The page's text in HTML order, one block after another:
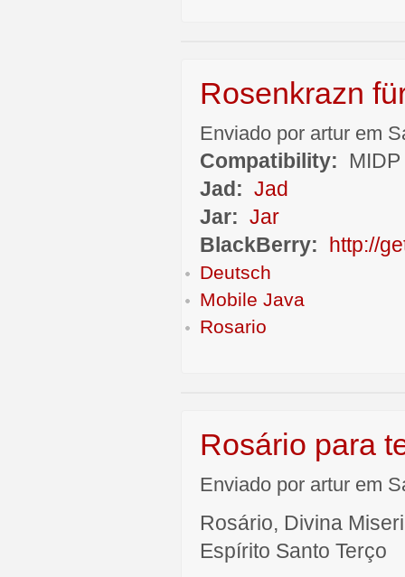
Rosenkrazn
Enviado por artur em
Compatibility:
Jad: Jad
Jar: Jar
BlackBerry: http://
Deutsch
Mobile Java
Rosario
Rosário para
Enviado por artur em
Rosário, Divina
Espírito Santo Terço